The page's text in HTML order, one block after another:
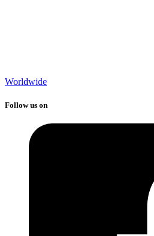
Worldwide
Follow us on